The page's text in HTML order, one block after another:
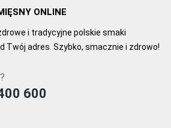
ONLINE
i tradycyjne polskie smaki
Twój adres. Szybko, smacznie i zdrowo!
600